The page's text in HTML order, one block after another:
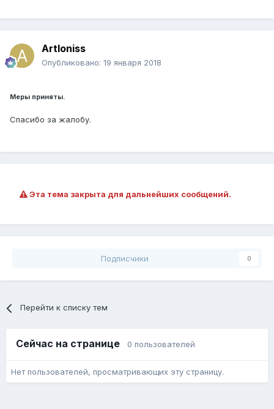
Artloniss
Опубликовано: 19 января 2018
Меры приняты.
Спасибо за жалобу.
Эта тема закрыта для дальнейших сообщений.
Подписчики 0
Перейти к списку тем
Сейчас на странице 0 пользователей
Нет пользователей, просматривающих эту страницу.